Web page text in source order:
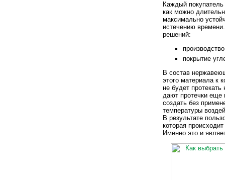
Каждый
как можно
максимально
истечению
решений:
покрытие
В состав
этого материала к
не будет
дают протечки еще
создать без
температуры
В результате
которая
Именно это и